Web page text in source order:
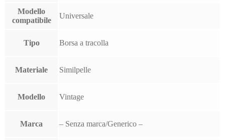
Modello
compatibile
Universale
Tipo Borsa a tracolla
Materiale Similpelle
Modello Vintage
Marca – Senza marca/Generico –